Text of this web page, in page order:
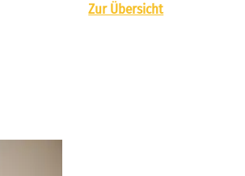
Zur Übersicht